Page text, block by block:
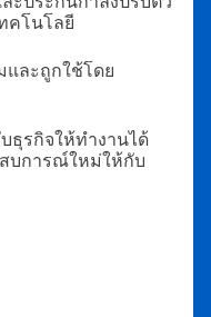
คโนโลยี
และถูกใช้โดย
ธุรกิจให้ทำงานได้
บการณ์ใหม่ให้กับ